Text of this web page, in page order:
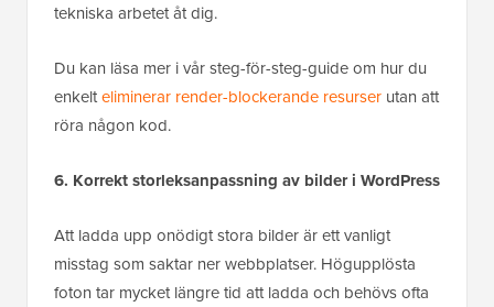
tekniska arbetet åt dig.
Du kan läsa mer i vår steg-för-steg-guide om hur du
enkelteliminerar render-blockerande resurser utan att
röra någon kod.
6. Korrekt storleksanpassning av bilder i WordPress
Att ladda upp onödigt stora bilder är ett vanligt
misstag som saktar ner webbplatser. Högupplösta
foton tar mycket längre tid att ladda och behövs ofta